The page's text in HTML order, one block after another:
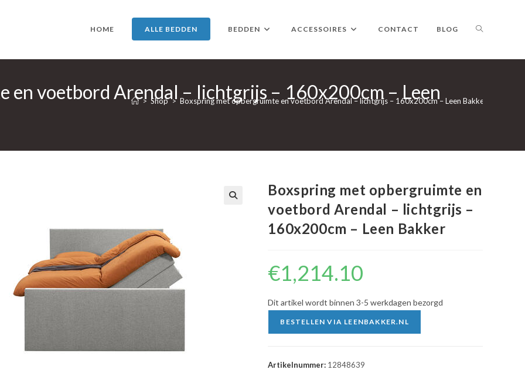
HOME ALLE BEDDEN BEDDEN ACCESSOIRES CONTACT BLOG TOGGLE
en voetbord Arendal – lichtgrijs – 160x200cm – Leen
> Shop > Boxspring met opbergruimte en voetbord Arendal – lichtgrijs – 160x200cm – Leen Bakker
Boxspring met opbergruimte en
voetbord Arendal – lichtgrijs –
160x200cm – Leen Bakker
€1,214.10
Dit artikel wordt binnen 3-5 werkdagen bezorgd
BESTELLEN VIA LEENBAKKER.NL
Artikelnummer: 12848639